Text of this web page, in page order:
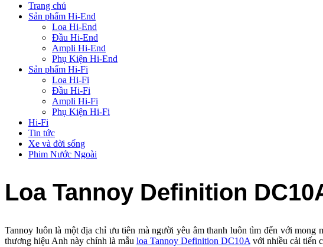
Trang chủ
Sản phẩm Hi-End
Loa Hi-End
Đầu Hi-End
Ampli Hi-End
Phụ Kiện Hi-End
Sản phẩm Hi-Fi
Loa Hi-Fi
Đầu Hi-Fi
Ampli Hi-Fi
Phụ Kiện Hi-Fi
Hi-Fi
Tin tức
Xe và đời sống
Phim Nước Ngoài
Loa Tannoy Definition
Tannoy luôn là một địa chỉ ưu tiên mà người yêu âm thanh luôn tìm đến với mong
thương hiệu Anh này chính là mẫu loa Tannoy Definition DC10A với nhiều cải tiến